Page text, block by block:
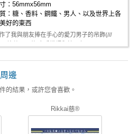
：56mmx56mm
：糖、香料、鋼鐵、男人、以及世界上各
好的東西
了我與朋友捧在手心的愛刀男子的吊飾(///
邊
的結果，或許您會喜歡。
Rikkai慈®